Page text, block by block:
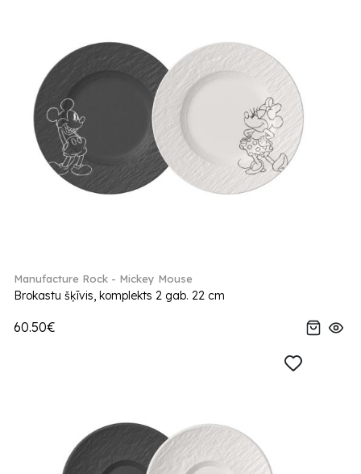
Manufacture Rock - Mickey Mouse
Brokastu šķīvis, komplekts 2 gab. 22 cm
60.50€